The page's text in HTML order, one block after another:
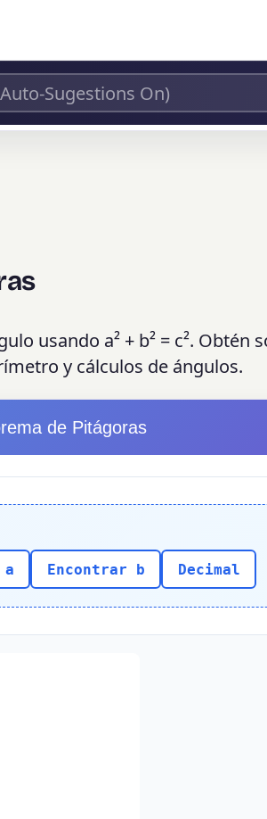
usando a² + b² = c². Obtén
y cálculos de ángulos.
de Pitágoras
a Encontrar b Decimal